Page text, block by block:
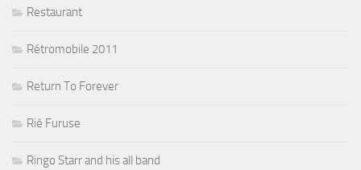
Restaurant
Rétromobile 2011
Return To Forever
Rié Furuse
Ringo Starr and his all band